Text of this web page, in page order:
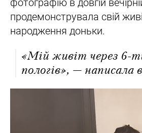
фотографію в довгій
продемонструвала свій
народження доньки.
«Мій живіт через 6-
пологів», — написала